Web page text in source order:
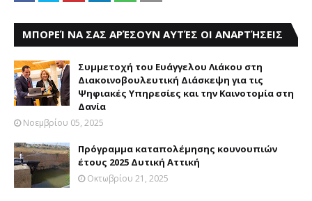
ΜΠΟΡΕΊ ΝΑ ΣΑΣ ΑΡΈΣΟΥΝ ΑΥΤΈΣ ΟΙ ΑΝΑΡΤΉΣΕΙΣ
Συμμετοχή του Ευάγγελου Λιάκου στη
Διακοινοβουλευτική Διάσκεψη για τις
Ψηφιακές Υπηρεσίες και την Καινοτομία στη
Δανία
Νοεμβρίου 05, 2025
Πρόγραμμα καταπολέμησης κουνουπιών
έτους 2025 Δυτική Αττική
Οκτωβρίου 21, 2025